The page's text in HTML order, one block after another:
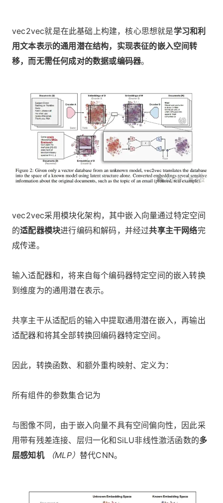
vec2vec就是在此基础上构建，核心思想就是学习和利
用文本表示的通用潜在结构，实现表征的嵌入空间转
移，而无需任何成对的数据或编码器。
vec2vec采用模块化架构，其中嵌入向量通过特定空间
的适配器模块进行编码和解码，并经过共享主干网络完
成传递。
输入适配器和，将来自每个编码器特定空间的嵌入转换
到维度为的通用潜在表示。
共享主干从适配后的输入中提取通用潜在嵌入，再输出
适配器和将其全部转换回编码器特定空间。
因此，转换函数、和额外重构映射、定义为：
所有组件的参数集合记为
与图像不同，由于嵌入向量不具有空间偏向性，因此采
用带有残差连接、层归一化和SiLU非线性激活函数的多
层感知机
（MLP） 替代CNN。